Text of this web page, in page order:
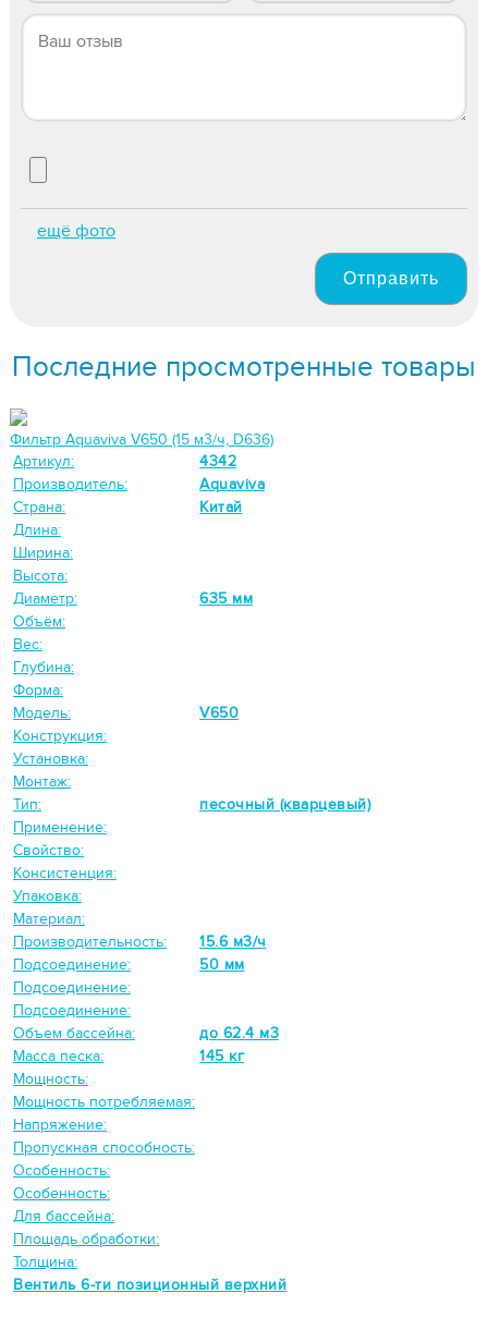
ещё фото
Отправить
Последние просмотренные товары
Фильтр Aquaviva V650 (15 м3/ч, D636)
Артикул:
4342
Производитель:
Aquaviva
Страна:
Китай
Длина:
Ширина:
Высота:
Диаметр:
635 мм
Объём:
Вес:
Глубина:
Форма:
Модель:
V650
Конструкция:
Установка:
Монтаж:
Тип:
песочный (кварцевый)
Применение:
Свойство:
Консистенция:
Упаковка:
Материал:
Производительность:
15.6 м3/ч
Подсоединение:
50 мм
Подсоединение:
Подсоединение:
Объем бассейна:
до 62.4 м3
Масса песка:
145 кг
Мощность:
Мощность потребляемая:
Напряжение:
Пропускная способность:
Особенность:
Особенность:
Для бассейна:
Площадь обработки:
Толщина:
Вентиль 6-ти позиционный верхний